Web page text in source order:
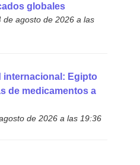
globales
agosto de 2026 a las
Egipto
de medicamentos a
de 2026 a las 19:36